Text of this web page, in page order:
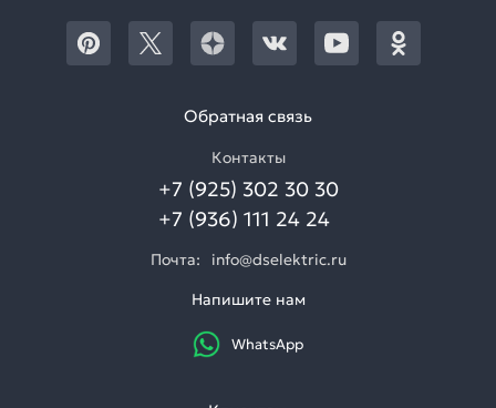
Обратная связь
Контакты
+7 (925) 302 30 30
+7 (936) 111 24 24
Почта:
info@dselektric.ru
Напишите нам
WhatsApp